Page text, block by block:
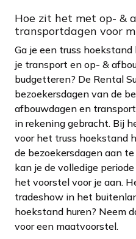
Hoe zit het met op- &
transportdagen voor
Ga je een truss
je transport en op- &
budgetteren? De Rental
bezoekersdagen van de
afbouwdagen en
in rekening gebracht. Bij
voor het truss hoekstand
de bezoekersdagen aan
kan je de volledige
het voorstel voor je aan.
tradeshow in het
hoekstand huren? Neem
voor een maatvoorstel.